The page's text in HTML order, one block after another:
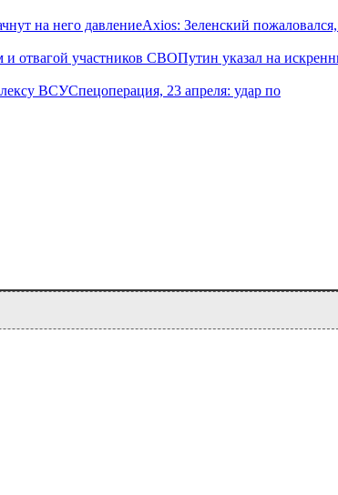
Axios: Зеленский
Путин указал на
Спецоперация, 23 апреля: удар по